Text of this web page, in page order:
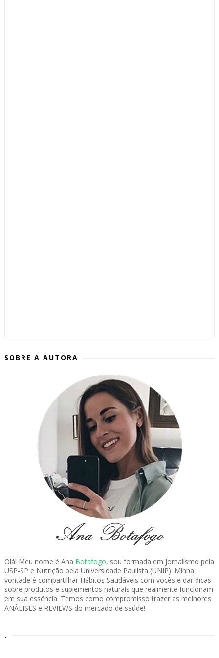
SOBRE A AUTORA
Olá! Meu nome é Ana Botafogo, sou formada em jornalismo pela
USP-SP e Nutrição pela Universidade Paulista (UNIP). Minha
vontade é compartilhar Hábitos Saudáveis com vocês e dar dicas
sobre produtos e suplementos naturais que realmente funcionam
em sua essência. Temos como compromisso trazer as melhores
ANÁLISES e REVIEWS do mercado de saúde!
.